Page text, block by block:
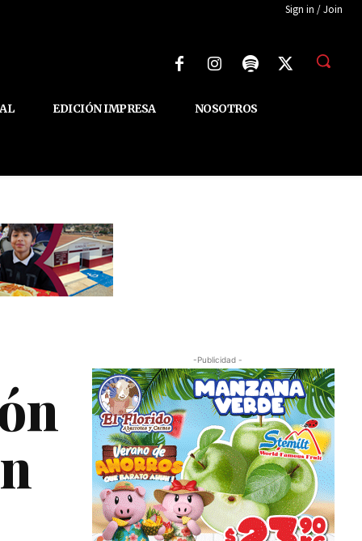
Sign in / Join
EDICIÓN IMPRESA NOSOTROS
-Publicidad -